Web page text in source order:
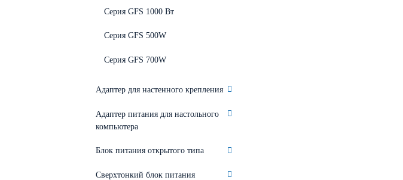
Серия GFS 1000 Вт
Серия GFS 500W
Серия GFS 700W
Адаптер для настенного крепления
Адаптер питания для настольного
компьютера
Блок питания открытого типа
Сверхтонкий блок питания